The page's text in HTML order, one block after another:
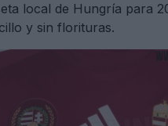
local de Hungría para
y sin florituras.